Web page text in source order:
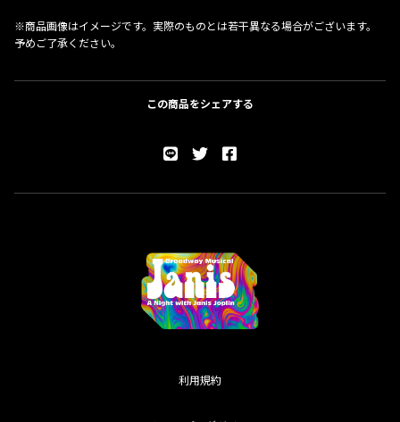
※商品画像はイメージです。実際のものとは若干異なる場合がございます。
予めご了承ください。
この商品をシェアする
利用規約